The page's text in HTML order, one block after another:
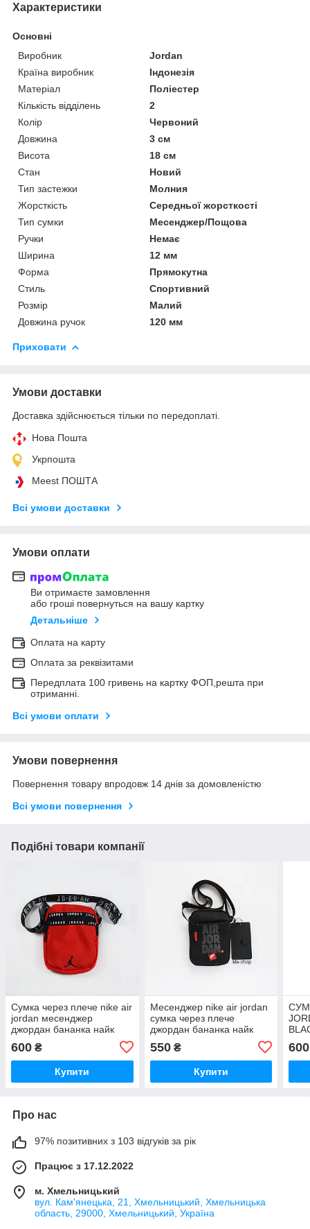
Характеристики
Основні
Виробник
Jordan
Країна виробник
Індонезія
Матеріал
Поліестер
Кількість відділень
2
Колір
Червоний
Довжина
3 см
Висота
18 см
Стан
Новий
Тип застежки
Молния
Жорсткість
Середньої жорсткості
Тип сумки
Месенджер/Пощова
Ручки
Немає
Ширина
12 мм
Форма
Прямокутна
Стиль
Спортивний
Розмір
Малий
Довжина ручок
120 мм
Приховати
Умови доставки
Доставка здійснюється тільки по передоплаті.
Нова Пошта
Укрпошта
Meest ПОШТА
Всі умови доставки
Умови оплати
Ви отримаєте замовлення
або гроші повернуться на вашу картку
Детальніше
Оплата на карту
Оплата за реквізитами
Передплата 100 гривень на картку ФОП,решта при
отриманні.
Всі умови оплати
Умови повернення
Повернення товару впродовж 14 днів за домовленістю
Всі умови повернення
Подібні товари компанії
Сумка через плече nike air
jordan месенджер
джордан бананка найк
600 ₴
Купити
Месенджер nike air jordan
сумка через плече
джордан бананка найк
550₴
Купити
600
Про нас
97% позитивних з 103 відгуків за рік
Працює з 17.12.2022
м. Хмельницький
вул. Кам'янецька, 21, Хмельницький, Хмельницька
область, 29000, Хмельницький, Україна